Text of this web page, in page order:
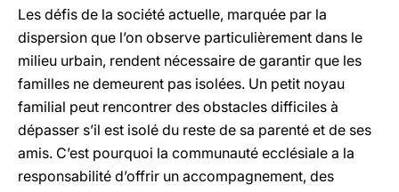
Les défis de la société actuelle, marquée par la
dispersion que l’on observe particulièrement dans le
milieu urbain, rendent nécessaire de garantir que les
familles ne demeurent pas isolées. Un petit noyau
familial peut rencontrer des obstacles difficiles à
dépasser s’il est isolé du reste de sa parenté et de ses
amis. C’est pourquoi la communauté ecclésiale a la
responsabilité d’offrir un accompagnement, des